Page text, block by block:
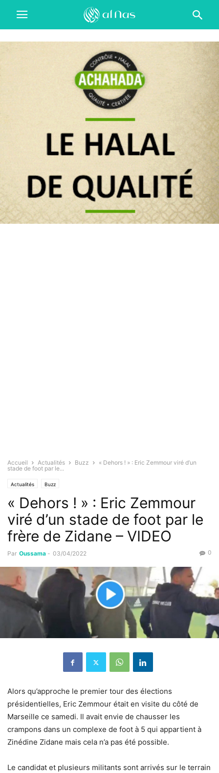
Accueil Actualités Buzz
« Dehors ! » : Eric Zemmour viré d’un
stade de foot par le...
Actualités Buzz
« Dehors ! » : Eric Zemmour
viré d’un stade de foot par le
frère de Zidane – VIDEO
Par Oussama - 03/04/2022 0
Alors qu’approche le premier tour des élections
présidentielles, Eric Zemmour était en visite du côté de
Marseille ce samedi. Il avait envie de chausser les
crampons dans un complexe de foot à 5 qui appartient à
Zinédine Zidane mais cela n’a pas été possible.
Le candidat et plusieurs militants sont arrivés sur le terrain